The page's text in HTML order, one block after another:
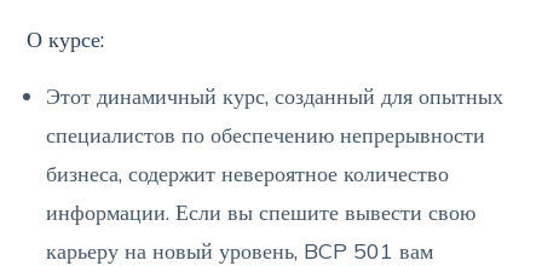
О курсе:
Этот динамичный курс, созданный для опытных
специалистов по обеспечению непрерывности
бизнеса, содержит невероятное количество
информации. Если вы спешите вывести свою
карьеру на новый уровень, BCP 501 вам